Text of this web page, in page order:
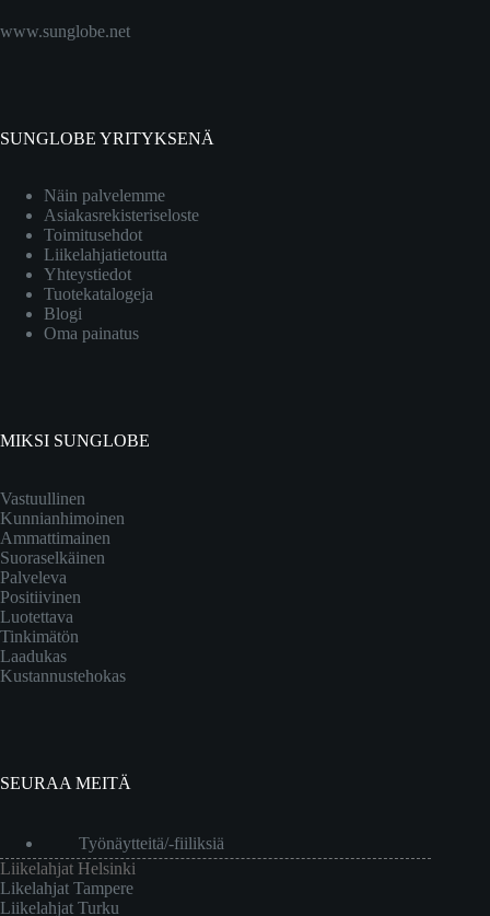
www.sunglobe.net
SUNGLOBE YRITYKSENÄ
Näin palvelemme
Asiakasrekisteriseloste
Toimitusehdot
Liikelahjatietoutta
Yhteystiedot
Tuotekatalogeja
Blogi
Oma painatus
MIKSI SUNGLOBE
Vastuullinen
Kunnianhimoinen
Ammattimainen
Suoraselkäinen
Palveleva
Positiivinen
Luotettava
Tinkimätön
Laadukas
Kustannustehokas
SEURAA MEITÄ
Työnäytteitä/-fiiliksiä
Liikelahjat Helsinki
Likelahjat Tampere
Liikelahjat Turku